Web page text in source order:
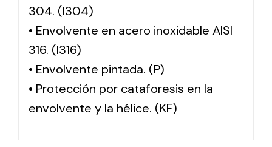
304. (I304)
• Envolvente en acero inoxidable AISI
316. (I316)
• Envolvente pintada. (P)
• Protección por cataforesis en la
envolvente y la hélice. (KF)